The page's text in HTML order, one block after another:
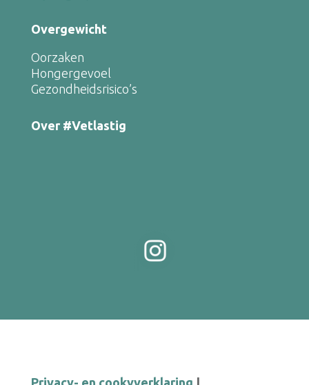
Overgewicht
Oorzaken
Hongergevoel
Gezondheidsrisico’s
Over #Vetlastig
Privacy- en cookyverklaring